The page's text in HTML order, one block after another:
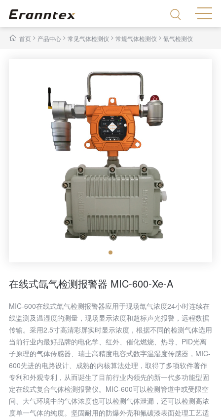
首页> 产品中心 > 常见气体检测仪 > 常规气体检测仪 > 氙气检测仪
在线式氙气检测报警器 MIC-600-Xe-A
MIC-600在线式氙气检测报警器应用于现场氙气浓度24小时连续在
线监测及温湿度的测量，现场显示浓度和超标声光报警，远程数据
传输。采用2.5寸高清彩屏实时显示浓度，根据不同的检测气体选用
当前行业内最好品牌的电化学、红外、催化燃烧、热导、PID光离
子原理的气体传感器、瑞士高精度电容式数字温湿度传感器，MIC-
600先进的电路设计、成熟的内核算法处理，取得了多项软件著作
专利和外观专利，从而诞生了目前行业内领先的新一代多功能型固
定在线式复合气体检测报警仪。MIC-600可以检测管道中或受限空
间、大气环境中的气体浓度也可以检测气体泄漏，还可以检测高浓
度单一气体的纯度。坚固耐用的防爆外壳和氟碳漆表面处理工艺适